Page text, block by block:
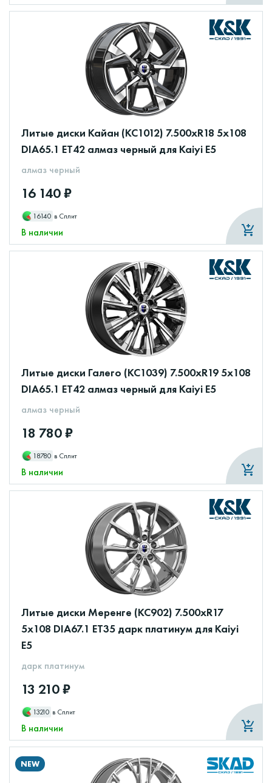
Литые диски Кайан (КС1012) 7.500xR18 5x108
DIA65.1 ET42 алмаз черный для Kaiyi E5
алмаз черный
16 140 ₽
16140 в Сплит
В наличии
Литые диски Галего (КС1039) 7.500xR19 5x108
DIA65.1 ET42 алмаз черный для Kaiyi E5
алмаз черный
18 780 ₽
18780 в Сплит
В наличии
Литые диски Меренге (КС902) 7.500xR17
5x108 DIA67.1 ET35 дарк платинум для Kaiyi
E5
дарк платинум
13 210 ₽
13210 в Сплит
В наличии
NEW